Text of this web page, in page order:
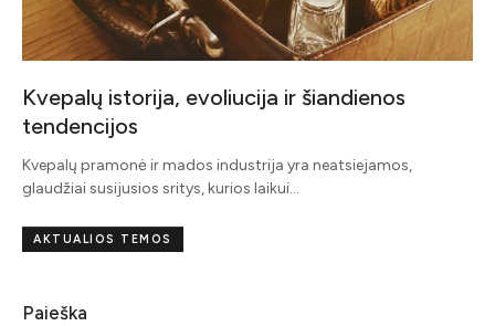
Kvepalų istorija, evoliucija ir šiandienos
tendencijos
Kvepalų pramonė ir mados industrija yra neatsiejamos,
glaudžiai susijusios sritys, kurios laikui…
AKTUALIOS TEMOS
Paieška